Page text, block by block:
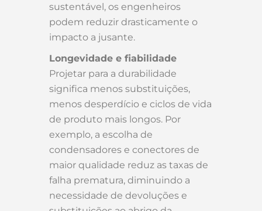
sustentável, os engenheiros
podem reduzir drasticamente o
impacto a jusante.
Longevidade e fiabilidade
Projetar para a durabilidade
significa menos substituições,
menos desperdício e ciclos de vida
de produto mais longos. Por
exemplo, a escolha de
condensadores e conectores de
maior qualidade reduz as taxas de
falha prematura, diminuindo a
necessidade de devoluções e